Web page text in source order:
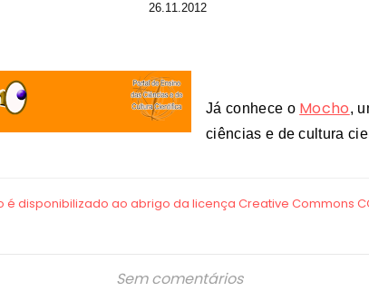
26.11.2012
Já conhece o Mocho,
ciências e de cultura
Sem comentários